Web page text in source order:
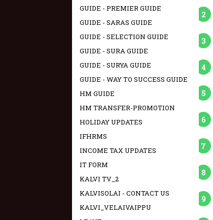
GUIDE - PREMIER GUIDE
GUIDE - SARAS GUIDE
GUIDE - SELECTION GUIDE
GUIDE - SURA GUIDE
GUIDE - SURYA GUIDE
GUIDE - WAY TO SUCCESS GUIDE
HM GUIDE
HM TRANSFER-PROMOTION
HOLIDAY UPDATES
IFHRMS
INCOME TAX UPDATES
IT FORM
KALVI TV_2
KALVISOLAI - CONTACT US
KALVI_VELAIVAIPPU